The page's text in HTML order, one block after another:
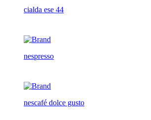
cialda ese 44
nespresso
nescafé dolce gusto